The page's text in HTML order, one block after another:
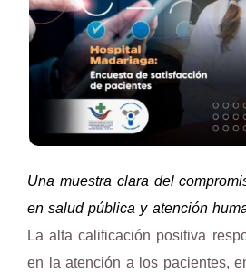
Una muestra clara del
en salud pública y atención
La alta calificación positiva
en la atención a los pacientes,